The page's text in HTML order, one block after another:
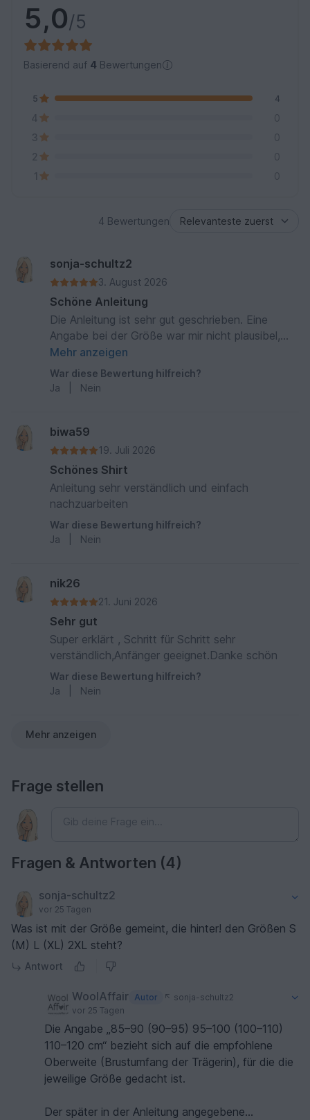
5,0/5
Basierend auf 4 Bewertungen
5 4
4
0
3
0
2
0
1
0
4 Bewertungen
sonja-schultz2
3. August 2026
Schöne Anleitung
Die Anleitung ist sehr gut geschrieben. Eine
Angabe bei der Größe war mir nicht plausibel,
aber bei Anfrage gab es sofort eine plausible
Erklärung. Sehr zu empfehlen :)
Mehr anzeigen
War diese Bewertung hilfreich?
Ja
Nein
biwa59
19. Juli 2026
Schönes Shirt
Anleitung sehr verständlich und einfach
nachzuarbeiten
War diese Bewertung hilfreich?
Ja
Nein
nik26
21. Juni 2026
Sehr gut
Super erklärt , Schritt für Schritt sehr
verständlich,Anfänger geeignet.Danke schön
War diese Bewertung hilfreich?
Ja
Nein
Mehr anzeigen
Frage stellen
Fragen & Antworten (4)
sonja-schultz2
vor 25 Tagen
Was ist mit der Größe gemeint, die hinter! den Größen S
(M) L (XL) 2XL steht?
Antwort
WoolAffair Autor
sonja-schultz2
vor 25 Tagen
Die Angabe „85–90 (90–95) 95–100 (100–110)
110–120 cm“ bezieht sich auf die empfohlene
Oberweite (Brustumfang der Trägerin), für die die
jeweilige Größe gedacht ist.
Der später in der Anleitung angegebene